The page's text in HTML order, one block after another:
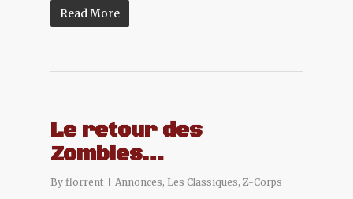
Read More
Le retour des
Zombies…
By florrent Annonces, Les Classiques, Z-Corps